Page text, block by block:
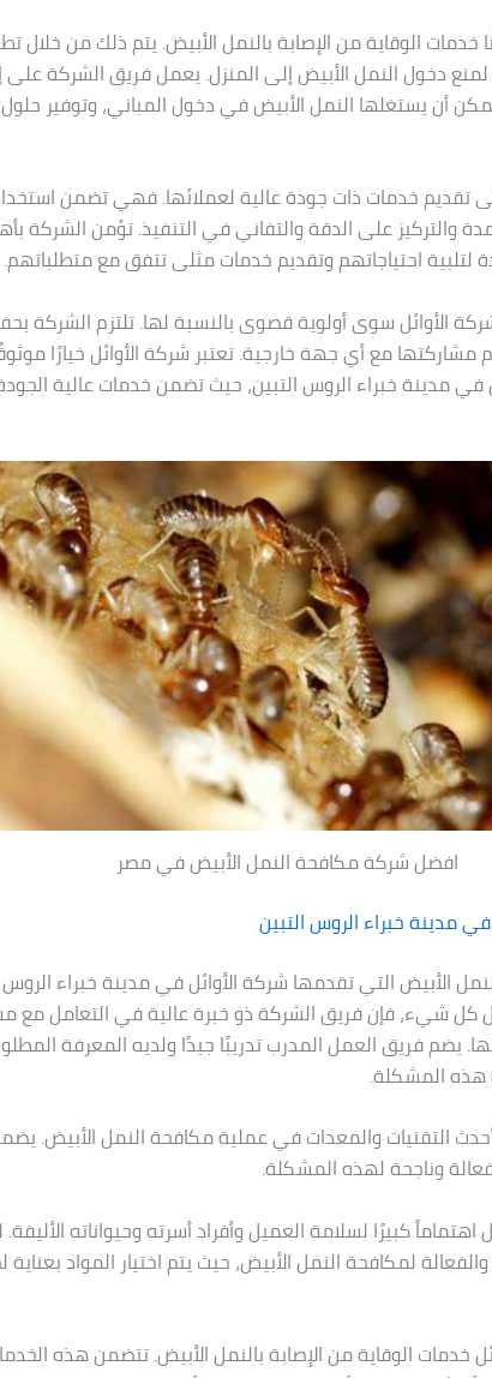
خدمات الوقاية من الإصابة بالنمل الأبيض. يتم ذلك من خلال
دخول النمل الأبيض إلى المنزل. يعمل فريق الشركة على
أن يستغلها النمل الأبيض في دخول المباني، وتوفير
تقديم خدمات ذات جودة عالية لعملائها. فهي تضمن
والتركيز على الدقة والتفاني في التنفيذ. تؤمن الشركة
لتلبية احتياجاتهم وتقديم خدمات مثلى تتفق مع متطلباتهم.
الأوائل سوى أولوية قصوى بالنسبة لها. تلتزم الشركة
مع أي جهة خارجية. تعتبر شركة الأوائل خيارًا
في مدينة خبراء الروس التبين، حيث تضمن خدمات عالية
افضل شركة مكافحة النمل الأبيض في مصر
مدينة خبراء الروس التبين
الأبيض التي تقدمها شركة الأوائل في مدينة خبراء الروس
كل شيء، فإن فريق الشركة ذو خبرة عالية في التعامل مع
يضم فريق العمل المدرب تدريبًا جيدًا ولديه المعرفة
المشكلة.
أحدث التقنيات والمعدات في عملية مكافحة النمل الأبيض.
وناجحة لهذه المشكلة.
اهتماماً كبيرًا لسلامة العميل وأفراد أسرته وحيواناته
لمكافحة النمل الأبيض، حيث يتم اختيار المواد
خدمات الوقاية من الإصابة بالنمل الأبيض. تتضمن هذه